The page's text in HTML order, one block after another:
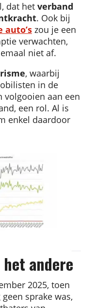
dat het verband
. Ook bij
auto’s zou je een
verwachten,
niet af.
, waarbij
in de
volgooien aan een
een rol. Al is
enkel daardoor
andere
2025, toen
sprake was,